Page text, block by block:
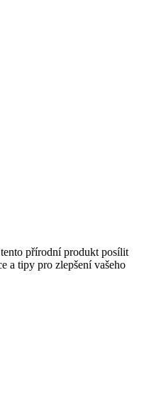
přírodní produkt posílit
a tipy pro zlepšení vašeho